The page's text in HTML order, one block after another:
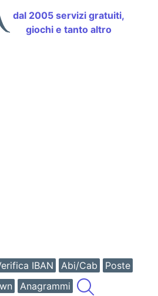
dal 2005 servizi gratuiti,
giochi e tanto altro
IBAN Abi/Cab
Poste
Anagrammi